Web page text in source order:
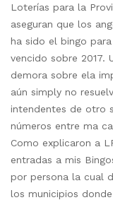
Loterías para la
aseguran que los
ha sido el bingo
vencido sobre 2017.
demora sobre ela
aún simply no
intendentes de otro
números entre ma
Como explicaron a
entradas a mis
por persona la cual
los municipios